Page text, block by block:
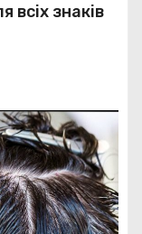
всіх знаків